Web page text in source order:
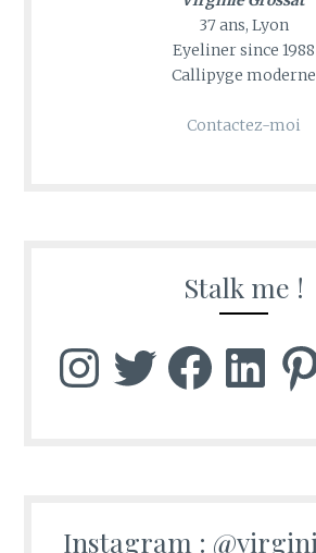
37 ans, Lyon
Eyeliner since 1988
Callipyge moderne
Contactez-moi
Stalk me !
InstagramTwitter FacebookLinkedIn
Instagram :